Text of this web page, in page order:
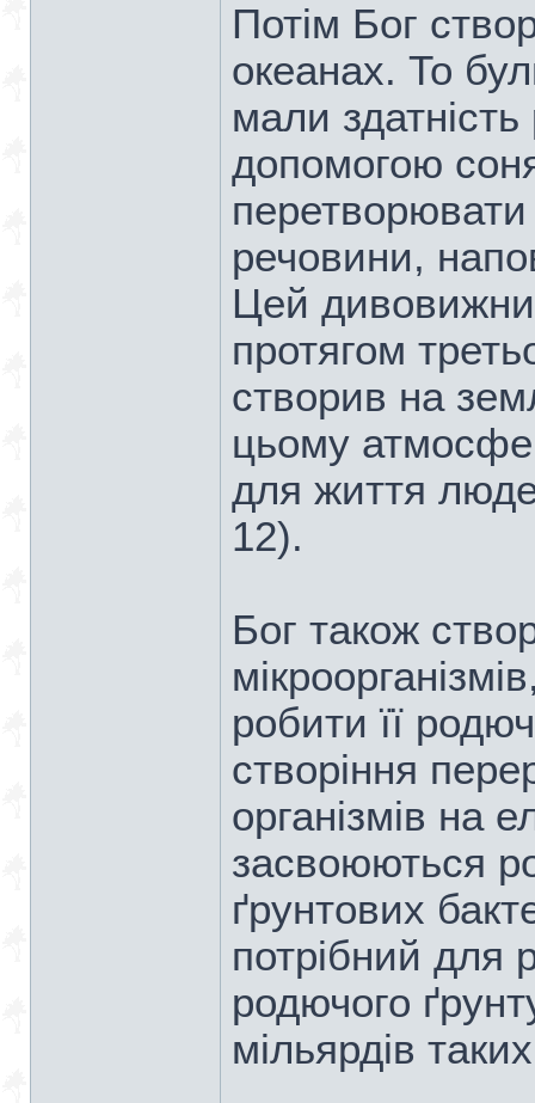
Потім Бог
океанах. То
мали
допомогою
перетворювати
речовини,
Цей
протягом
створив на
цьому
для життя
12).
Бог також
робити її
створіння
організмів на
засвоюються
ґрунтових
потрібний для
родючого
мільярдів